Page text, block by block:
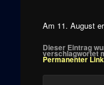
Am 11. August
Dieser Eintrag
verschlagwortet
Permanenter